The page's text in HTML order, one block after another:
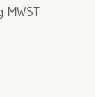
MWST-